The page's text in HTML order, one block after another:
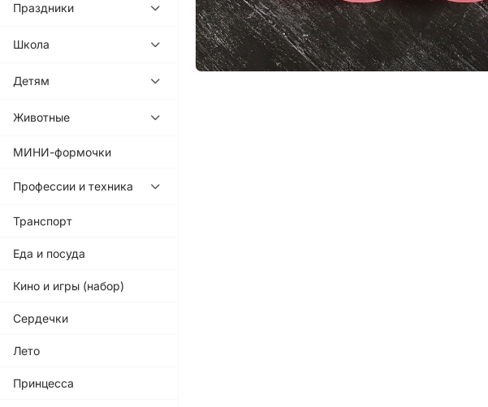
Праздники
Школа
Детям
Животные
МИНИ-формочки
Профессии и техника
Транспорт
Еда и посуда
Кино и игры (набор)
Сердечки
Лето
Принцесса